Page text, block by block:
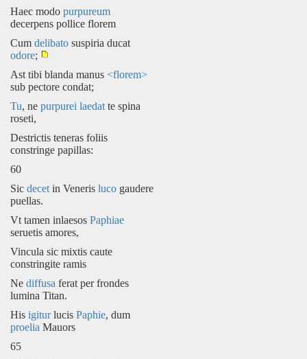
Haec modo purpureum
decerpens pollice florem
Cum delibato suspiria ducat
odore;
Ast tibi blanda manus <florem>
sub pectore condat;
Tu, ne purpurei laedat te spina
roseti,
Destrictis teneras foliis
constringe papillas:
60
Sic decet in Veneris luco gaudere
puellas.
Vt tamen inlaesos Paphiae
seruetis amores,
Vincula sic mixtis caute
constringite ramis
Ne diffusa ferat per frondes
lumina Titan.
His igiturlucis Paphie, dum
proelia Mauors
65